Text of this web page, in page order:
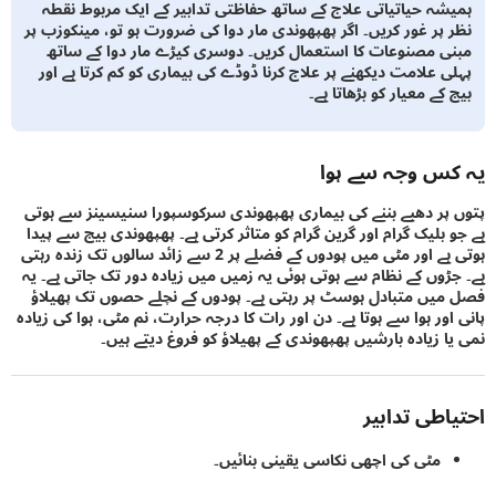
حیاتیاتی علاج کے ساتھ حفاظتی تدابیر کے ایک مربوط نقطہ
پر غور کریں۔ اگر پھپھوندی مار دوا کی ضرورت ہو تو، مینکوزب پر
مصنوعات کا استعمال کریں۔ دوسری کیڑے مار دوا کے ساتھ
علامت دیکھنے پر علاج کرنا ڈوڈے کی بیماری کو کم کرتا ہے اور
کے معیار کو بڑھاتا ہے۔
وجہ سے ہوا
دھبے بننے کی بیماری پھپھوندی سرکوسپورا سنیسینز سے ہوتی
بلیک گرام اور گرین گرام کو متاثر کرتی ہے۔ پھپھوندی بیج سے پیدا
ہوتی ہے اور مٹی میں پودوں کے فضلے پر 2 سے زائد سالوں تک زندہ رہتی
کے نظام سے ہوتی ہوئی یہ زمیں میں زیادہ دور تک جاتی ہے۔ یہ
متبادل ہوسٹ پر رہتی ہے۔ پودوں کے نچلے حصوں تک پھیلاؤ
ہوا سے ہوتا ہے۔ دن اور رات کا درجہ حرارت، نم مٹی، ہوا کی زیادہ
زیادہ بارشیں پھپھوندی کے پھیلاؤ کو فروغ دیتے ہیں۔
تدابیر
مٹی کی اچھی نکاسی یقینی بنائیں۔